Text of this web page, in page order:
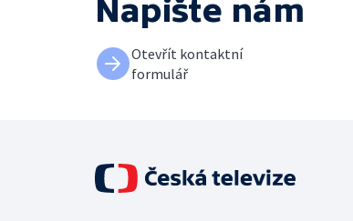
Napište nám
Otevřít kontaktní
formulář